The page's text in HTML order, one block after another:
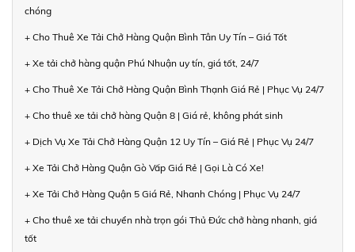
chóng
+ Cho Thuê Xe Tải Chở Hàng Quận Bình Tân Uy Tín – Giá Tốt
+ Xe tải chở hàng quận Phú Nhuận uy tín, giá tốt, 24/7
+ Cho Thuê Xe Tải Chở Hàng Quận Bình Thạnh Giá Rẻ | Phục Vụ 24/7
+ Cho thuê xe tải chở hàng Quận 8 | Giá rẻ, không phát sinh
+ Dịch Vụ Xe Tải Chở Hàng Quận 12 Uy Tín – Giá Rẻ | Phục Vụ 24/7
+ Xe Tải Chở Hàng Quận Gò Vấp Giá Rẻ | Gọi Là Có Xe!
+ Xe Tải Chở Hàng Quận 5 Giá Rẻ, Nhanh Chóng | Phục Vụ 24/7
+ Cho thuê xe tải chuyển nhà trọn gói Thủ Đức chở hàng nhanh, giá
tốt